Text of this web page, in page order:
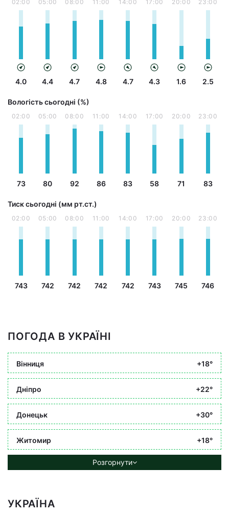
02:00
4.0
05:00
4.4
08:00
4.7
11:00
4.8
14:00
4.7
17:00
4.3
20:00
1.6
23:00
2.5
Вологість сьогодні (%)
02:00
73
05:00
80
08:00
92
11:00
86
14:00
83
17:00
58
20:00
71
23:00
83
Тиск сьогодні (мм рт.ст.)
02:00
743
05:00
742
08:00
742
11:00
742
14:00
742
17:00
743
20:00
745
23:00
746
ПОГОДА В УКРАЇНІ
Вінниця +18°
Дніпро +22°
Донецьк +30°
Житомир +18°
Розгорнути
УКРАЇНА